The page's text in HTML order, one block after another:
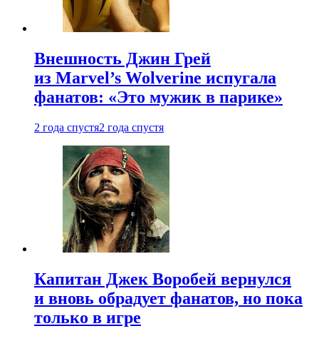
Внешность Джин Грей
из Marvel’s Wolverine испугала
фанатов: «Это мужик в парике»
2 года спустя2 года спустя
Капитан Джек Воробей вернулся
и вновь обрадует фанатов, но пока
только в игре